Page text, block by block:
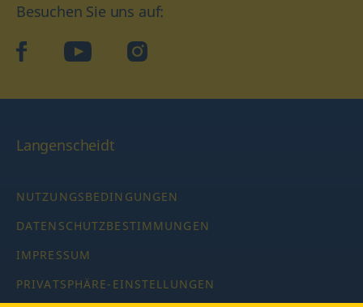
Besuchen Sie uns auf:
facebookYouTube Instagram
Langenscheidt
NUTZUNGSBEDINGUNGEN
DATENSCHUTZBESTIMMUNGEN
IMPRESSUM
PRIVATSPHÄRE-EINSTELLUNGEN